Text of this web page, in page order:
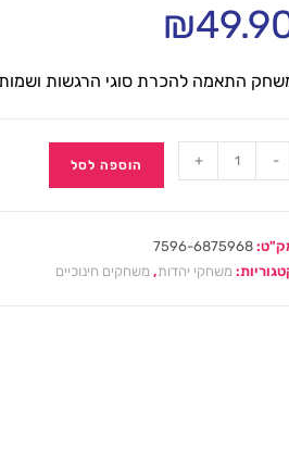
₪
התאמה להכרת סוגי הרגשות
-
+ הוספה לסל
7596-6875968
משחקי יהדות, משחקים חינוכיים